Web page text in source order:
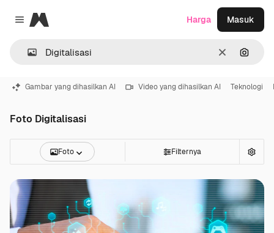
Close menu
Magnific
Jernih
Harga Masuk
Gambar yang dihasilkan AI Video yang dihasilkan AI Teknologi
Foto Digitalisasi
Foto Filternya